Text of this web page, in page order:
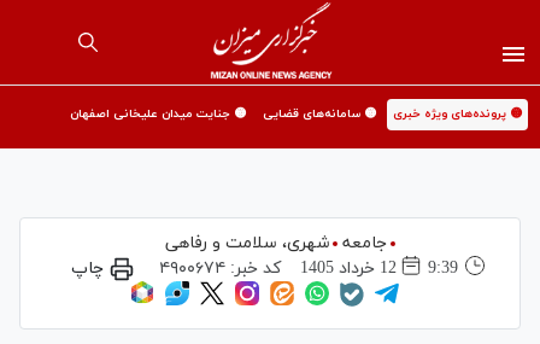
🟡 پرونده‌های ویژه خبری 🟡 سامانه‌های قضایی 🟡 جنایت میدان علیخانی اصفهان
جامعه
شهری،‌ سلامت و رفاهی
9:39
12 خرداد 1405 کد خبر:۴۹۰۰۶۷۴ چاپ